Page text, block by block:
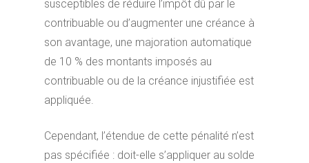
susceptibles de réduire l’impôt dû par le
contribuable ou d’augmenter une créance à
son avantage, une majoration automatique
de 10 % des montants imposés au
contribuable ou de la créance injustifiée est
appliquée.
Cependant, l’étendue de cette pénalité n’est
pas spécifiée : doit-elle s’appliquer au solde